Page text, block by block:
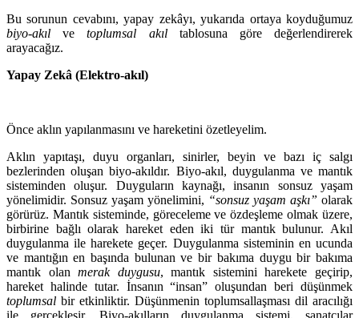
Bu sorunun cevabını, yapay zekâyı, yukarıda ortaya koyduğumuz
biyo-akılve toplumsal akıltablosuna göre değerlendirerek
arayacağız.
Yapay Zekâ (Elektro-akıl)
Önce aklın yapılanmasını ve hareketini özetleyelim.
Aklın yapıtaşı, duyu organları, sinirler, beyin ve bazı iç salgı
bezlerinden oluşan biyo-akıldır. Biyo-akıl, duygulanma ve mantık
sisteminden oluşur. Duyguların kaynağı, insanın sonsuz yaşam
yönelimidir. Sonsuz yaşam yönelimini, “sonsuz yaşam aşkı” olarak
görürüz. Mantık sisteminde, göreceleme ve özdeşleme olmak üzere,
birbirine bağlı olarak hareket eden iki tür mantık bulunur. Akıl
duygulanma ile harekete geçer. Duygulanma sisteminin en ucunda
ve mantığın en başında bulunan ve bir bakıma duygu bir bakıma
mantık olanmerak duygusu, mantık sistemini harekete geçirip,
hareket halinde tutar. İnsanın “insan” oluşundan beri düşünmek
toplumsal bir etkinliktir. Düşünmenin toplumsallaşması dil aracılığı